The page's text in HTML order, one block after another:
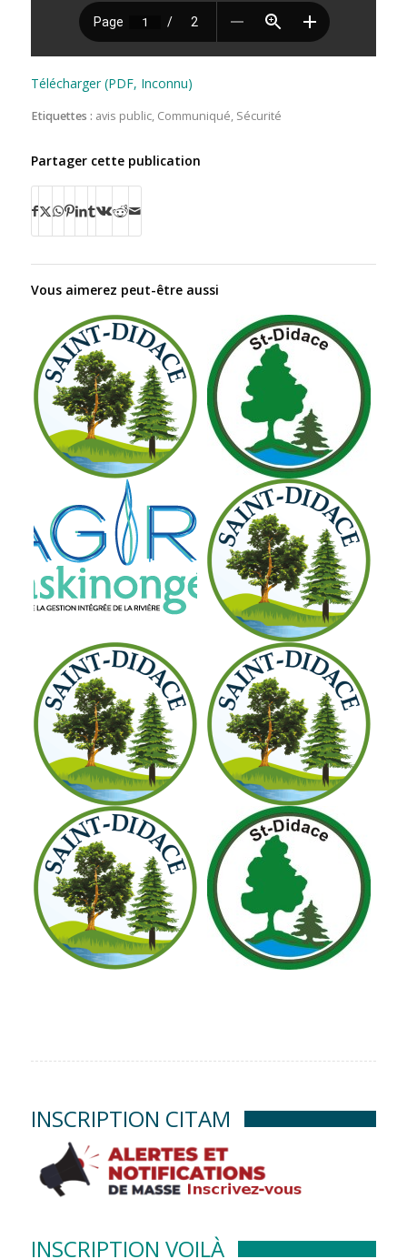
Télécharger (PDF, Inconnu)
Etiquettes : avis public, Communiqué, Sécurité
Partager cette publication
Vous aimerez peut-être aussi
INSCRIPTION CITAM
INSCRIPTION VOILÀ